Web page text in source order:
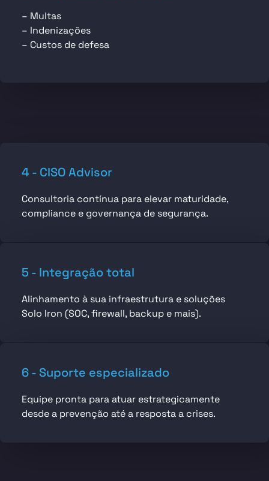
– Multas
– Indenizações
– Custos de defesa
4 - CISO Advisor
Consultoria contínua para elevar maturidade,
compliance e governança de segurança.
5 - Integração total
Alinhamento à sua infraestrutura e soluções
Solo Iron (SOC, firewall, backup e mais).
6 - Suporte especializado
Equipe pronta para atuar estrategicamente
desde a prevenção até a resposta a crises.